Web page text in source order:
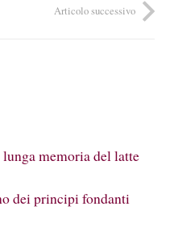
Articolo successivo
memoria del latte
dei principi fondanti